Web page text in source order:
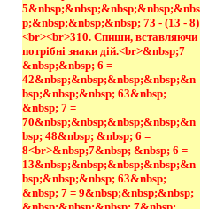
5&nbsp;&nbsp;&nbsp;&nbsp;&nbs
p;&nbsp;&nbsp;&nbsp; 73 - (13 - 8)
<br><br>310. Спиши, вставляючи
потрібні знаки дій.<br>&nbsp;7
&nbsp;&nbsp; 6 =
42&nbsp;&nbsp;&nbsp;&nbsp;&n
bsp;&nbsp;&nbsp; 63&nbsp;
&nbsp; 7 =
70&nbsp;&nbsp;&nbsp;&nbsp;&n
bsp; 48&nbsp; &nbsp; 6 =
8<br>&nbsp;7&nbsp; &nbsp; 6 =
13&nbsp;&nbsp;&nbsp;&nbsp;&n
bsp;&nbsp;&nbsp; 63&nbsp;
&nbsp; 7 = 9&nbsp;&nbsp;&nbsp;